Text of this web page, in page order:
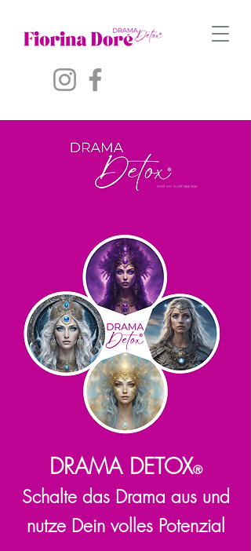
START AM 10. OKTOBER 2026
DRAMA DETOX®
Schalte das Drama aus und
nutze Dein volles Potenzial